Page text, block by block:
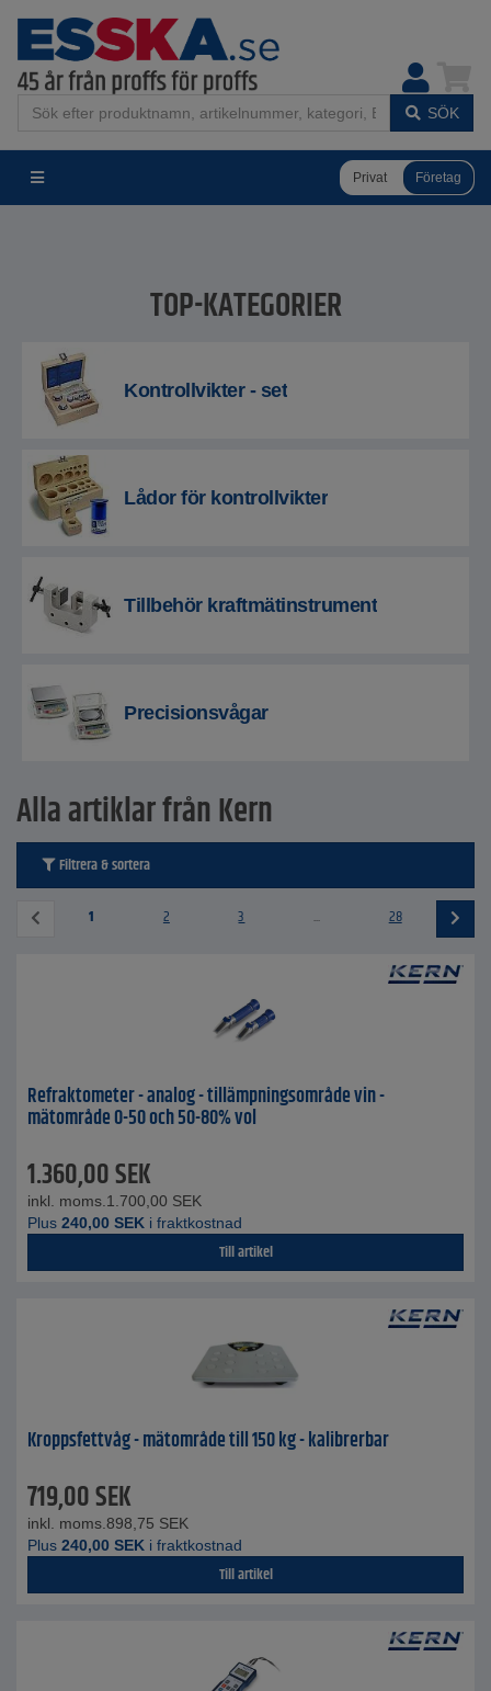
SÖK
Privat Företag
TOP-KATEGORIER
Kontrollvikter - set
Lådor för kontrollvikter
Tillbehör kraftmätinstrument
Precisionsvågar
Alla artiklar från Kern
Filtrera & sortera
1 2 3 ... 28
Refraktometer - analog - tillämpningsområde vin -
mätområde 0-50 och 50-80% vol
1.360,00SEK
inkl. moms. 1.700,00 SEK
Plus 240,00 SEK i fraktkostnad
Till artikel
Kroppsfettvåg - mätområde till 150 kg - kalibrerbar
719,00SEK
inkl. moms. 898,75 SEK
Plus 240,00 SEK i fraktkostnad
Till artikel